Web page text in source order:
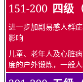
151-200 四级
进一步加剧易感人群
影响
儿童、老年人及心脏
度的户外锻炼，一般